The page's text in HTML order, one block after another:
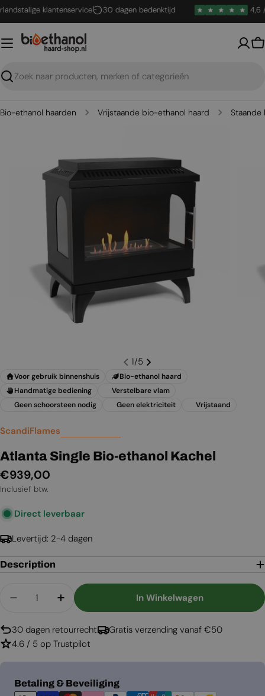
Ga
naar
inhoud
klantenservice 30 dagen bedenktijd 4,6 / 5
Zoeken
Bio-ethanol haarden Vrijstaande bio-ethanol haard Staande
Open media 0 in een venster
1/5
Voor gebruik binnenshuis
Bio-ethanol haard
Handmatige bediening
Verstelbare vlam
Geen schoorsteen nodig
Geen elektriciteit Vrijstaand
ScandiFlames
Atlanta Single Bio-ethanol Kachel
Normale
prijs
€939,00
Inclusief btw.
Direct leverbaar
Levertijd: 2-4 dagen
Description
Aantal Verlagen Voor Atlanta Single Bio-
Aantal Verhogen Voor Atlanta Single
In Winkelwagen
30 dagen retourrecht
Gratis verzending vanaf €50
4.6 / 5 op Trustpilot
Betaling & Beveiliging
Betaalmethoden